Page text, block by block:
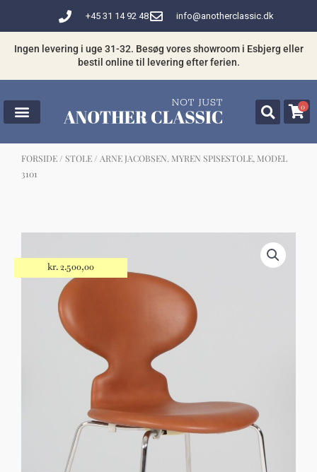
indholdet
+45 31 14 92 48 info@anotherclassic.dk
Ingen levering i uge 31-32. Besøg vores showroom i Esbjerg eller
bestil online til levering efter ferien.
0
FORSIDE / STOLE / ARNE JACOBSEN. MYREN SPISESTOLE, MODEL
3101
have din interesse?
kr.2.500,00